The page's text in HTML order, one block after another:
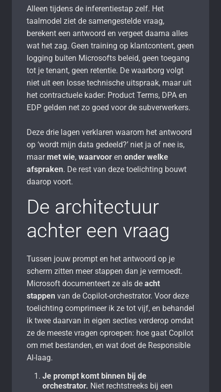
Alleen tijdens de inferentiestap zelf. Het
taalmodel ziet de samengestelde vraag,
berekent een antwoord en vergeet daarna alles
wat het zag. Geen training op klantcontent, geen
logging buiten Microsofts beleid, geen toegang
tot je tenant, geen retentie. De waarborg volgt
niet uit een losse technische uitspraak, maar uit
het contractuele kader: Product Terms, DPA en
EDP gelden net zo goed voor de subverwerkers.
Deze drie lagen verklaren waarom het antwoord
op ‘wordt mijn data gedeeld?’ niet ja of nee is,
maar met wie, waarvoor en onder welke
afspraken. De rest van deze toelichting bouwt
daarop voort.
De architectuur
achter een vraag
Tussen jouw prompt en het antwoord op je
scherm zitten meer stappen dan je vermoedt.
Microsoft documenteert ze als de acht
stappen van de Copilot-orchestrator. Voor deze
toelichting comprimeer ik ze tot vijf, en behandel
ik twee daarvan in eigen secties verderop omdat
ze de meeste vragen oproepen: hoe gaat Copilot
om met bestanden, en wat doet de Responsible
AI-laag.
Je prompt komt binnen bij de
orchestrator. Niet rechtstreeks bij een